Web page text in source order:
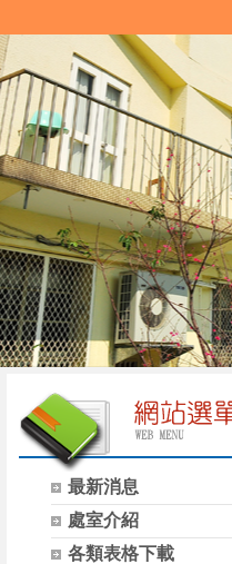
最新消息
處室介紹
各類表格下載